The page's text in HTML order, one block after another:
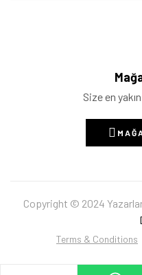
Size en
Copyright © 2024
Terms & Conditions